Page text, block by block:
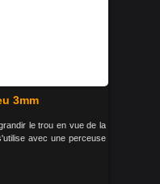
3mm
le trou en vue de la
avec une perceuse